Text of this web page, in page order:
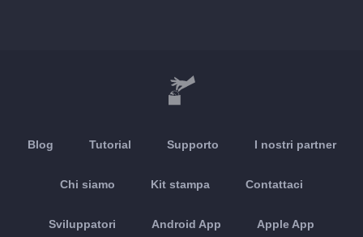
Blog Tutorial Supporto I nostri partner
Chi siamo Kit stampa Contattaci
Sviluppatori Android App Apple App